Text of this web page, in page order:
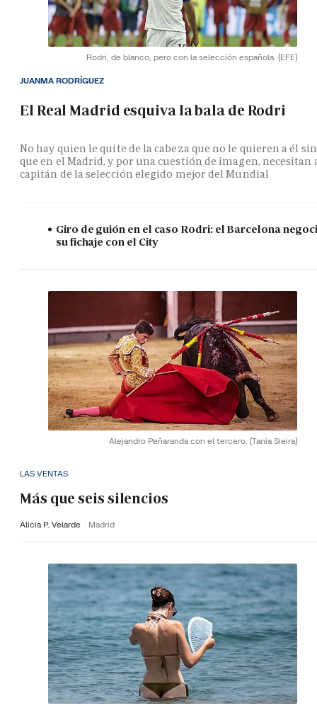
Rodri, de blanco, pero con la selección española. (EFE)
El Real Madrid esquiva la bala de Rodri
No hay quien le quite de la cabeza que no le quieren a él
que en el Madrid, y por una cuestión de imagen, necesitan
capitán de la selección elegido mejor del Mundial
JUANMA RODRÍGUEZ
Giro de guión en el caso Rodri: el Barcelona
su fichaje con el City
Alejandro Peñaranda con el tercero. (Tania Sieira)
LAS VENTAS
Más que seis silencios
Alicia P. Velarde Madrid